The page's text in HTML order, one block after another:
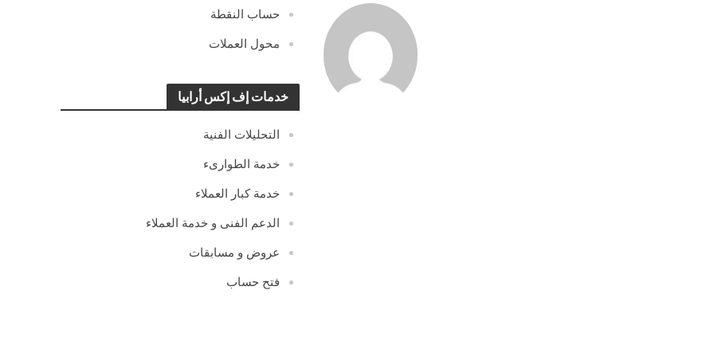
حساب النقطة
محول العملات
خدمات إف إكس أرابيا
التحليلات الفنية
خدمة الطوارىء
خدمة كبار العملاء
الدعم الفنى و خدمة العملاء
عروض و مسابقات
فتح حساب